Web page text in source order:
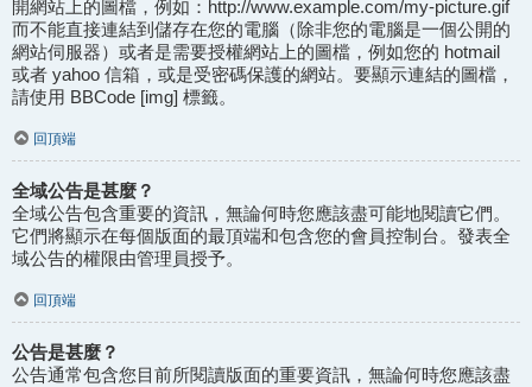
開網站上的圖檔，例如：http://www.example.com/my-picture.gif
而不能直接連結到儲存在您的電腦（除非您的電腦是一個公開的
網站伺服器）或者是需要授權網站上的圖檔，例如您的 hotmail
或者 yahoo 信箱，或是受密碼保護的網站。要顯示連結的圖檔，
請使用 BBCode [img] 標籤。
回頂端
全域公告是甚麼？
全域公告包含重要的資訊，無論何時您應該盡可能地閱讀它們。
它們將顯示在每個版面的最頂端和包含您的會員控制台。發表全
域公告的權限由管理員授予。
回頂端
公告是甚麼？
公告通常包含您目前所閱讀版面的重要資訊，無論何時您應該盡